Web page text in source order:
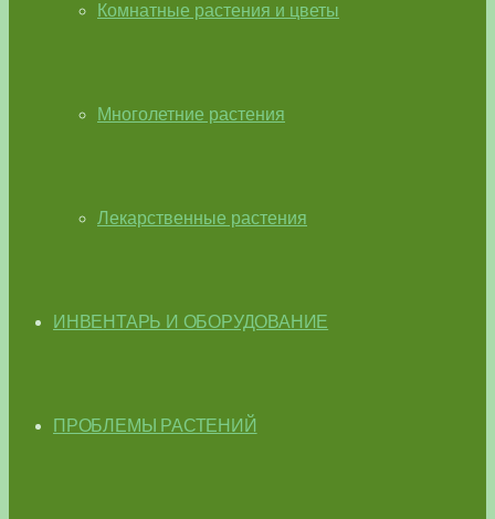
Комнатные растения и цветы
Многолетние растения
Лекарственные растения
ИНВЕНТАРЬ И ОБОРУДОВАНИЕ
ПРОБЛЕМЫ РАСТЕНИЙ